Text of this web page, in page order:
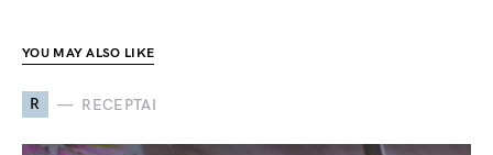
YOU MAY ALSO LIKE
R RECEPTAI